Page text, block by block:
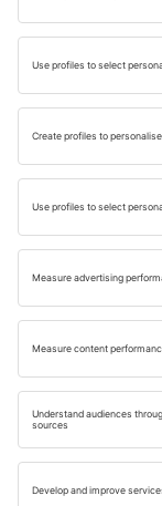
Bilete de
Hoteluri
FAQ
Cum e plaja